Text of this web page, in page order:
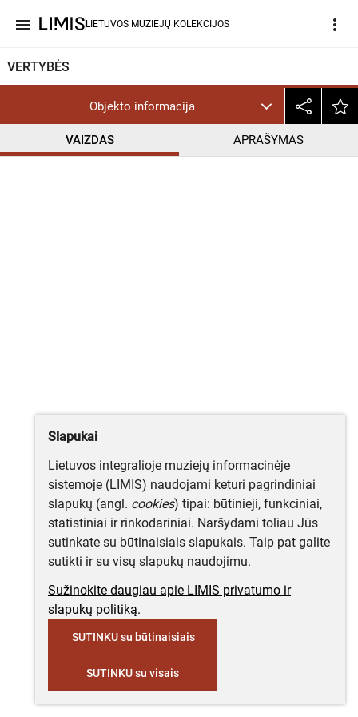
menu LIETUVOS MUZIEJŲ KOLEKCIJOS more_vert
VERTYBĖS
Objekto informacija
VAIZDAS APRAŠYMAS
CC BY-NC-SA
Slapukai
Lietuvos integralioje muziejų informacinėje
sistemoje (LIMIS) naudojami keturi pagrindiniai
slapukų (angl. cookies) tipai: būtinieji, funkciniai,
statistiniai ir rinkodariniai. Naršydami toliau Jūs
sutinkate su būtinaisiais slapukais. Taip pat galite
sutikti ir su visų slapukų naudojimu.
Sužinokite daugiau apie LIMIS privatumo ir
slapukų politiką.
SUTINKU su būtinaisiais
SUTINKU su visais